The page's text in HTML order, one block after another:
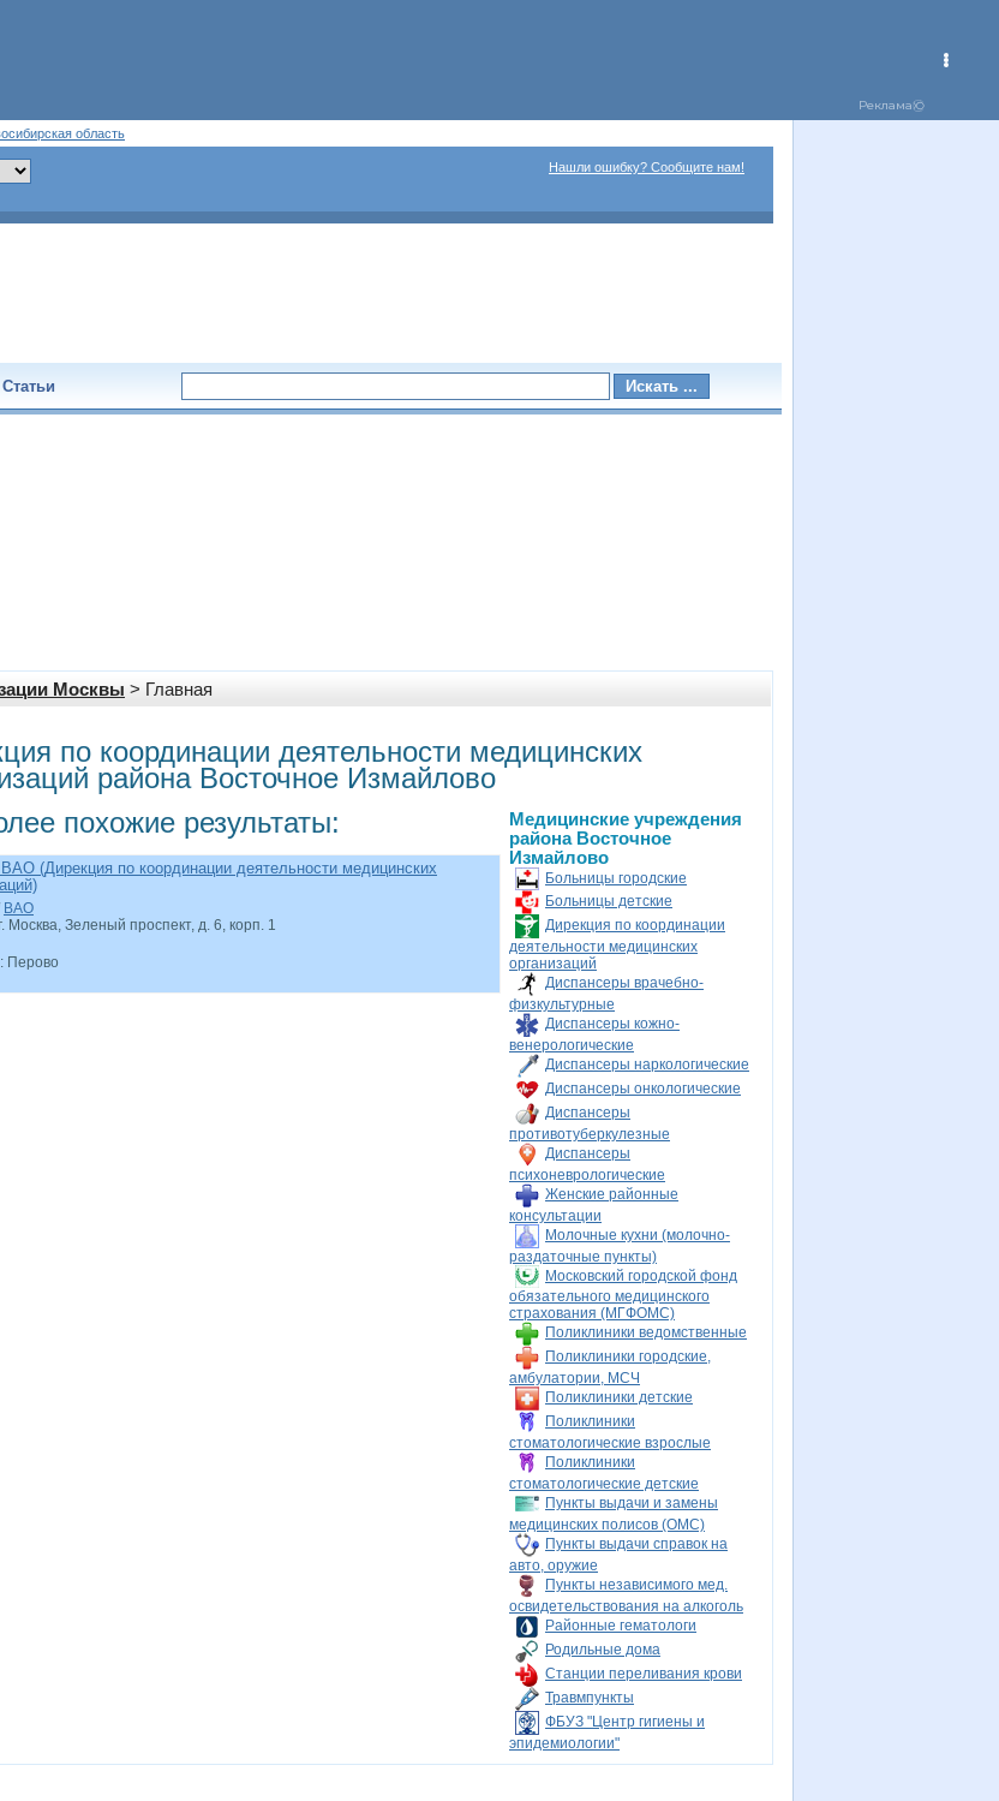
область
Нашли ошибку? Сообщите нам!
Статьи
Москвы > Главная
по координации деятельности медицинских
района Восточное Измайлово
похожие результаты:
(Дирекция по координации деятельности медицинских
ВАО
Москва, Зеленый проспект, д. 6, корп. 1
Перово
Медицинские учреждения
района Восточное
Измайлово
Больницы городские
Больницы детские
Дирекция по координации
деятельности медицинских
организаций
Диспансеры врачебно-
физкультурные
Диспансеры кожно-
венерологические
Диспансеры наркологические
Диспансеры онкологические
Диспансеры
противотуберкулезные
Диспансеры
психоневрологические
Женские районные
консультации
Молочные кухни (молочно-
раздаточные пункты)
Московский городской фонд
обязательного медицинского
страхования (МГФОМС)
Поликлиники ведомственные
Поликлиники городские,
амбулатории, МСЧ
Поликлиники детские
Поликлиники
стоматологические взрослые
Поликлиники
стоматологические детские
Пункты выдачи и замены
медицинских полисов (ОМС)
Пункты выдачи справок на
авто, оружие
Пункты независимого мед.
освидетельствования на алкоголь
Районные гематологи
Родильные дома
Станции переливания крови
Травмпункты
ФБУЗ "Центр гигиены и
эпидемиологии"